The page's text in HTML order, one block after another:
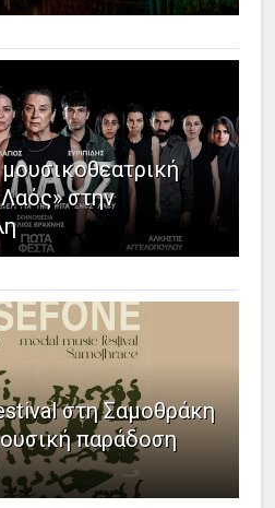
στην
στη Σαμοθράκη
παράδοση